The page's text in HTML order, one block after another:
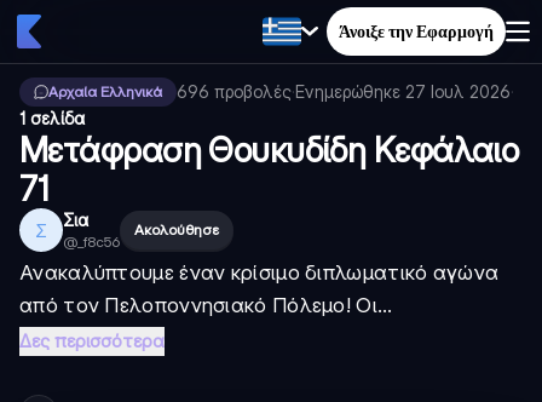
Άνοιξε την Εφαρμογή
Αρχαία Ελληνικά 696 προβολές·Ενημερώθηκε 27 Ιουλ 2026·
1 σελίδα
Μετάφραση Θουκυδίδη Κεφάλαιο
71
Σ Σια
@ _f8c56
Ακολούθησε
Ανακαλύπτουμε έναν κρίσιμο διπλωματικό αγώνα
από τον Πελοποννησιακό Πόλεμο! Οι...
Δες περισσότερα